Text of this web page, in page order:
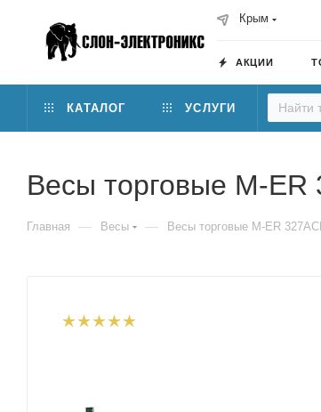
Крым
АКЦИИ
КАТАЛОГ УСЛУГИ
Весы торговые M-
Главная — Весы — Весы торговые M-ER